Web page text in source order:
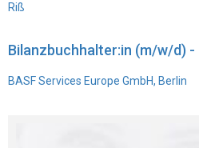
Riß
Bilanzbuchhalter:in (m/w/d) -
BASF Services Europe GmbH, Berlin